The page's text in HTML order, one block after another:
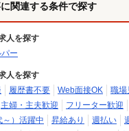
関連する条件で探す
人を探す
ー
人を探す
履歴書不要 Web面接OK 職場
主婦・主夫歓迎 フリーター歓迎
～）活躍中
昇給あり 週払い